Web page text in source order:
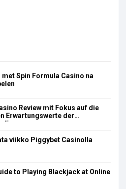
Spin Formula Casino na
Review mit Fokus auf die
Erwartungswerte der
viikko Piggybet Casinolla
to Playing Blackjack at Online